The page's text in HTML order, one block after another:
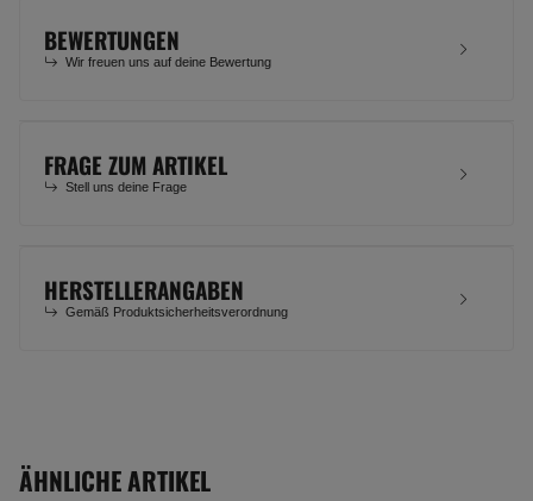
BEWERTUNGEN
Wir freuen uns auf deine Bewertung
FRAGE ZUM ARTIKEL
Stell uns deine Frage
HERSTELLERANGABEN
Gemäß Produktsicherheitsverordnung
ÄHNLICHE ARTIKEL